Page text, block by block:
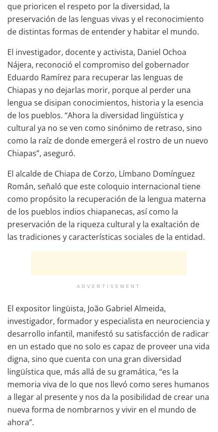
que prioricen el respeto por la diversidad, la
preservación de las lenguas vivas y el reconocimiento
de distintas formas de entender y habitar el mundo.
El investigador, docente y activista, Daniel Ochoa
Nájera, reconoció el compromiso del gobernador
Eduardo Ramírez para recuperar las lenguas de
Chiapas y no dejarlas morir, porque al perder una
lengua se disipan conocimientos, historia y la esencia
de los pueblos. “Ahora la diversidad lingüística y
cultural ya no se ven como sinónimo de retraso, sino
como la raíz de donde emergerá el rostro de un nuevo
Chiapas”, aseguró.
El alcalde de Chiapa de Corzo, Límbano Domínguez
Román, señaló que este coloquio internacional tiene
como propósito la recuperación de la lengua materna
de los pueblos indios chiapanecas, así como la
preservación de la riqueza cultural y la exaltación de
las tradiciones y características sociales de la entidad.
ADVERTISEMENT
El expositor lingüista, João Gabriel Almeida,
investigador, formador y especialista en neurociencia y
desarrollo infantil, manifestó su satisfacción de radicar
en un estado que no solo es capaz de proveer una vida
digna, sino que cuenta con una gran diversidad
lingüística que, más allá de su gramática, “es la
memoria viva de lo que nos llevó como seres humanos
a llegar al presente y nos da la posibilidad de crear una
nueva forma de nombrarnos y vivir en el mundo de
ahora”.